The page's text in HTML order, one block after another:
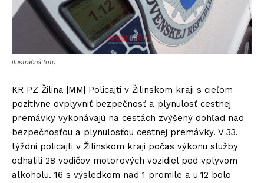
ilustračná foto
KR PZ Žilina |MM| Policajti v Žilinskom kraji s cieľom
pozitívne ovplyvniť bezpečnosť a plynulosť cestnej
premávky vykonávajú na cestách zvýšený dohľad nad
bezpečnosťou a plynulosťou cestnej premávky. V 33.
týždni policajti v Žilinskom kraji počas výkonu služby
odhalili 28 vodičov motorových vozidiel pod vplyvom
alkoholu. 16 s výsledkom nad 1 promile a u 12 bolo